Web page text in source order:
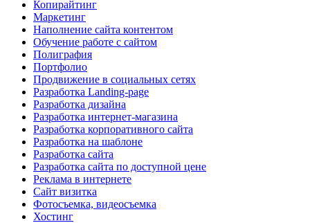
Копирайтинг
Маркетинг
Наполнение сайта контентом
Обучение работе с сайтом
Полиграфия
Портфолио
Продвижение в социальных сетях
Разработка Landing-page
Разработка дизайна
Разработка интернет-магазина
Разработка корпоративного сайта
Разработка на шаблоне
Разработка сайта
Разработка сайта по доступной цене
Реклама в интернете
Сайт визитка
Фотосъемка, видеосъемка
Хостинг